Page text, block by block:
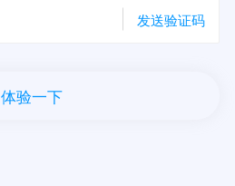
发送验证码
体验一下